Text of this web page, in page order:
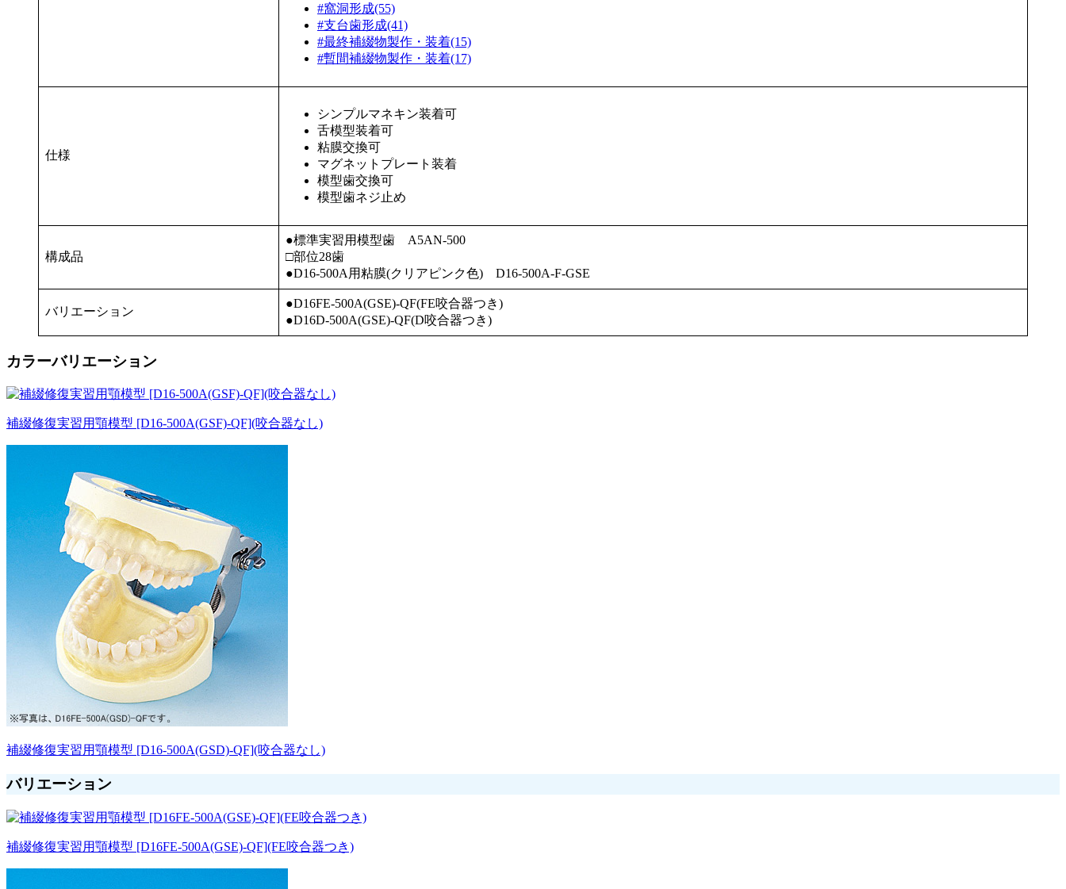
#窩洞形成(55)
#支台歯形成(41)
#最終補綴物製作・装着(15)
#暫間補綴物製作・装着(17)
仕様
シンプルマネキン装着可
舌模型装着可
粘膜交換可
マグネットプレート装着
模型歯交換可
模型歯ネジ止め
構成品
●標準実習用模型歯 A5AN-500
□部位28歯
●D16-500A用粘膜(クリアピンク色) D16-500A-F-GSE
バリエーション
●D16FE-500A(GSE)-QF(FE咬合器つき)
●D16D-500A(GSE)-QF(D咬合器つき)
カラーバリエーション
補綴修復実習用顎模型 [D16-500A(GSF)-QF](咬合器なし)
補綴修復実習用顎模型 [D16-500A(GSD)-QF](咬合器なし)
バリエーション
補綴修復実習用顎模型 [D16FE-500A(GSE)-QF](FE咬合器つき)